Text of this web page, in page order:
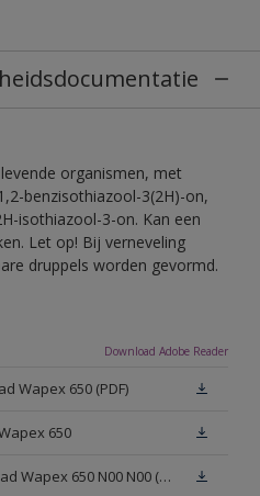
organismen, met
benzisothiazool-3(2H)-on,
isothiazool-3-on. Kan een
Let op! Bij verneveling
druppels worden gevormd.
Download Adobe Reader
Wapex 650 (PDF)
650
Veiligheidsinformatieblad Wapex 650 N00 N00 (MSDS)